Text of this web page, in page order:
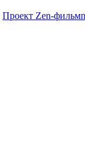
Проект Zen-фильм